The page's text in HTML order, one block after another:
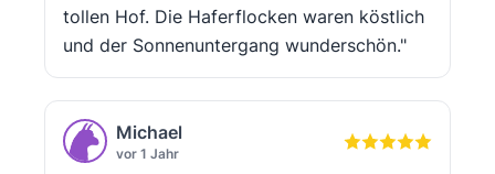
tollen Hof. Die Haferflocken waren köstlich
und der Sonnenuntergang wunderschön."
Michael
vor 1 Jahr